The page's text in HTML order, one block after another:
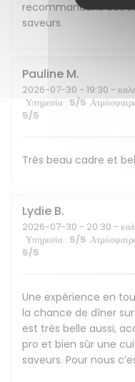
recommandons cet
saveurs.
Pauline M
2026-07-30 - 19:30 -
Υπηρεσία : 5/5
5/5
Très beau cadre et
Lydie B
2026-07-30 - 20:30 -
Υπηρεσία : 5/5
5/5
Une expérience en
la chance de dîner
est très belle aussi,
pro et bien sûr une
saveurs. Pour nous